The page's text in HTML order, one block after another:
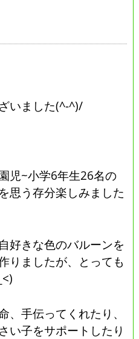
いました(^-^)/
児~小学6年生26名の
思う存分楽しみました
好きな色のバルーンを
りましたが、とっても
、手伝ってくれたり、
い子をサポートしたり